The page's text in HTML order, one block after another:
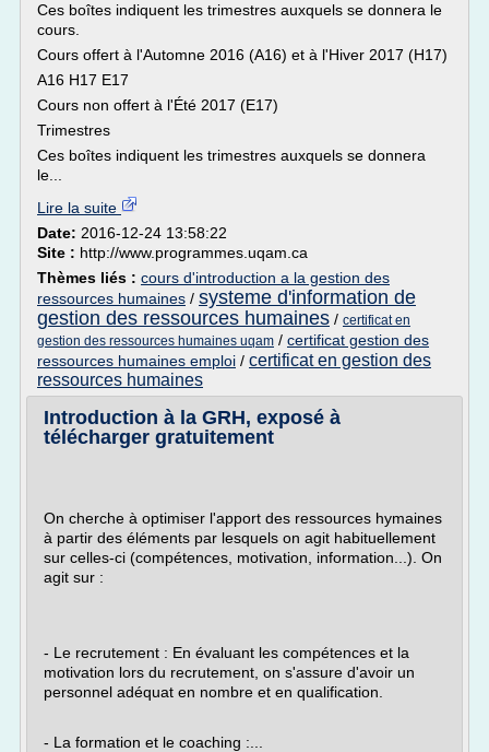
Ces boîtes indiquent les trimestres auxquels se donnera le
cours.
Cours offert à l'Automne 2016 (A16) et à l'Hiver 2017 (H17)
A16 H17 E17
Cours non offert à l'Été 2017 (E17)
Trimestres
Ces boîtes indiquent les trimestres auxquels se donnera
le...
Lire la suite
Date: 2016-12-24 13:58:22
Site : http://www.programmes.uqam.ca
Thèmes liés : cours d'introduction a la gestion des
ressources humaines / systeme d'information de
gestion des ressources humaines / certificat en
gestion des ressources humaines uqam / certificat gestion des
ressources humaines emploi / certificat en gestion des
ressources humaines
Introduction à la GRH, exposé à
télécharger gratuitement
On cherche à optimiser l'apport des ressources hymaines
à partir des éléments par lesquels on agit habituellement
sur celles-ci (compétences, motivation, information...). On
agit sur :
- Le recrutement : En évaluant les compétences et la
motivation lors du recrutement, on s'assure d'avoir un
personnel adéquat en nombre et en qualification.
- La formation et le coaching :...